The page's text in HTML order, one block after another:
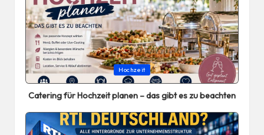
Posted
in
Hochzeit
Catering für Hochzeit planen – das gibt es zu beachten